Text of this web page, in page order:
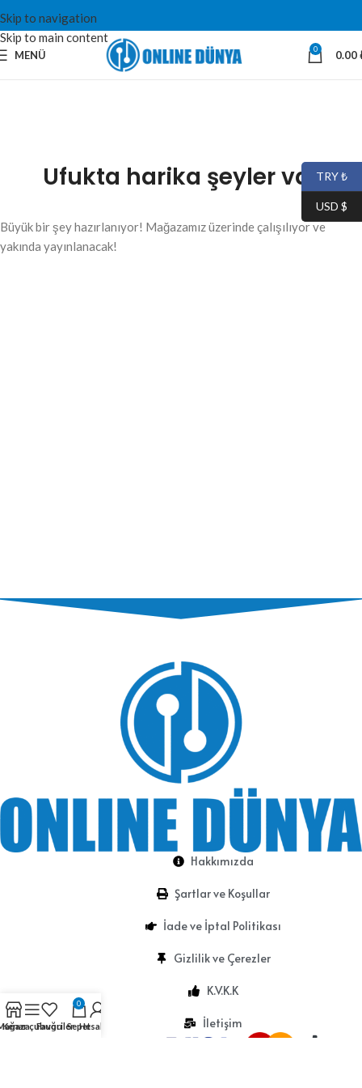
Skip to navigation
Skip to main content
MENÜ 0 0.00
Ufukta harika şeyler var
Büyük bir şey hazırlanıyor! Mağazamız üzerinde çalışılıyor ve
yakında yayınlanacak!
Hakkımızda
Şartlar ve Koşullar
İade ve İptal Politikası
Gizlilik ve Çerezler
K.V.K.K
İletişim
TRY ₺
USD $
Kenar çubuğu
Favoriler
0
SepetHesabım